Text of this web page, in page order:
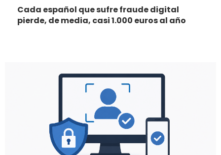
Cada español que sufre fraude digital
pierde, de media, casi 1.000 euros al año